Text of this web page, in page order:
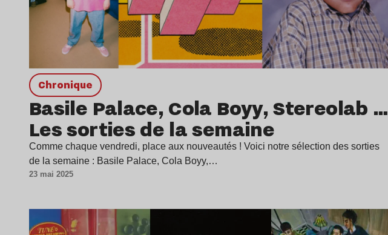
chronique
Basile Palace, Cola Boyy, Stereolab …
Les sorties de la semaine
Comme chaque vendredi, place aux nouveautés ! Voici notre sélection des sorties
de la semaine : Basile Palace, Cola Boyy,…
23 mai 2025